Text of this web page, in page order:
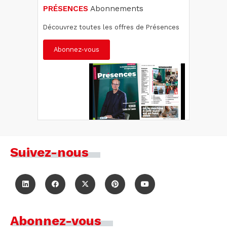
PRÉSENCES Abonnements
Découvrez toutes les offres de Présences
Abonnez-vous
Suivez-nous
Abonnez-vous